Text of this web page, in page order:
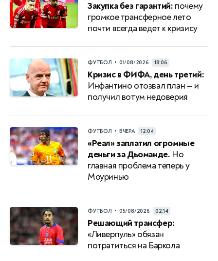
Закупка без гарантий: почему
громкое трансферное лето
почти всегда ведет к кризису
ФУТБОЛ • 01/08/2026 18:06
Кризис в ФИФА, день третий:
Инфантино отозвал план — и
получил вотум недоверия
ФУТБОЛ • ВЧЕРА 12:04
«Реал» заплатил огромные
деньги за Дьоманде. Но
главная проблема теперь у
Моуринью
ФУТБОЛ • 05/08/2026 02:14
Решающий трансфер:
«Ливерпуль» обязан
потратиться на Баркола